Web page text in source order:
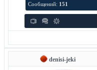
Сообщений: 151
denisi-jeki